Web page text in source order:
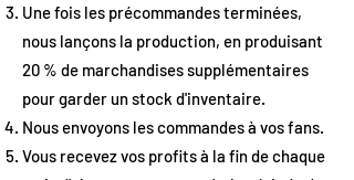
Une fois les précommandes terminées,
nous lançons la production, en produisant
20 % de marchandises supplémentaires
pour garder un stock d'inventaire.
Nous envoyons les commandes à vos fans.
Vous recevez vos profits à la fin de chaque